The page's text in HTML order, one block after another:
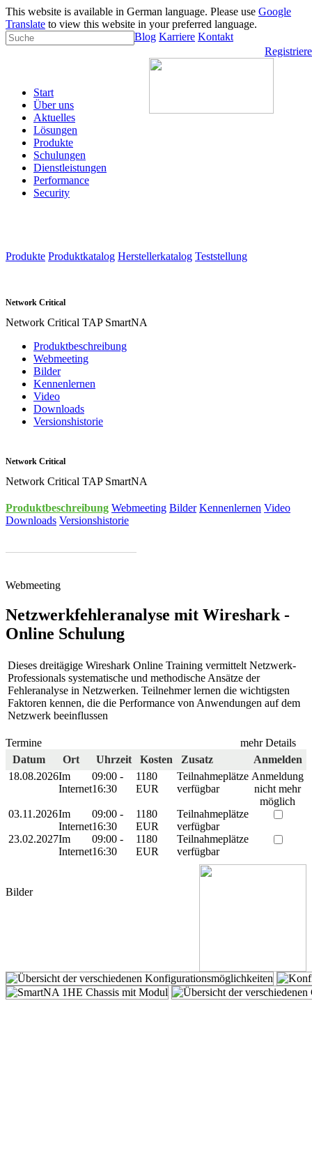
This website is available in German language. Please use Google
Translate to view this website in your preferred language.
Blog Karriere Kontakt
Start
Über uns
Aktuelles
Lösungen
Produkte
Schulungen
Dienstleistungen
Performance
Security
Produkte Produktkatalog Herstellerkatalog Teststellung
Network Critical
Network Critical TAP SmartNA
Produktbeschreibung
Webmeeting
Bilder
Kennenlernen
Video
Downloads
Versionshistorie
Network Critical
Network Critical TAP SmartNA
Produktbeschreibung Webmeeting Bilder Kennenlernen Video
Downloads Versionshistorie
Webmeeting
Netzwerkfehleranalyse mit Wireshark -
Online Schulung
Dieses dreitägige Wireshark Online Training vermittelt Netzwerk-
Professionals systematische und methodische Ansätze der
Fehleranalyse in Netzwerken. Teilnehmer lernen die wichtigsten
Faktoren kennen, die die Performance von Anwendungen auf dem
Netzwerk beeinflussen
mehr Details
Termine
Datum
Ort Uhrzeit Kosten Zusatz
Anmelden
18.08.2026Im
Internet
09:00 -
16:30
1180
EUR
Teilnahmeplätze
verfügbar
Anmeldung
nicht mehr
möglich
03.11.2026Im
Internet
09:00 -
16:30
1180
EUR
Teilnahmeplätze
verfügbar
23.02.2027Im
Internet
09:00 -
16:30
1180
EUR
Teilnahmeplätze
verfügbar
Bilder